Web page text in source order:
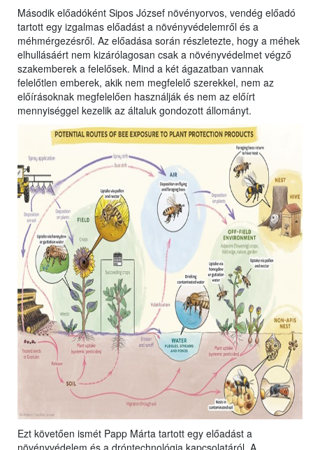
Második előadóként Sipos József növényorvos, vendég előadó
tartott egy izgalmas előadást a növényvédelemről és a
méhmérgezésről. Az előadása során részletezte, hogy a méhek
elhullásáért nem kizárólagosan csak a növényvédelmet végző
szakemberek a felelősek. Mind a két ágazatban vannak
felelőtlen emberek, akik nem megfelelő szerekkel, nem az
előírásoknak megfelelően használják és nem az előírt
mennyiséggel kezelik az általuk gondozott állományt.
Ezt követően ismét Papp Márta tartott egy előadást a